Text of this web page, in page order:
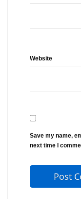
Website
Save my name,
next time I